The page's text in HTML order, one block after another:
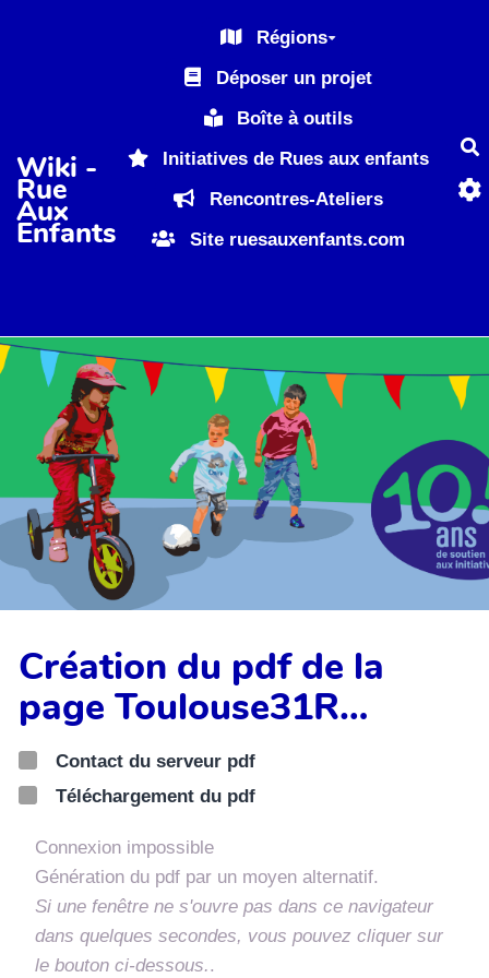
Aller au contenu principal
Wiki -
Rue
Aux
Enfants
Régions
Déposer un projet
Boîte à outils
Initiatives de Rues aux enfants
Rencontres-Ateliers
Site ruesauxenfants.com
Création du pdf de la
page Toulouse31R…
Contact du serveur pdf
Téléchargement du pdf
Connexion impossible
Génération du pdf par un moyen alternatif.
Si une fenêtre ne s'ouvre pas dans ce navigateur
dans quelques secondes, vous pouvez cliquer sur
le bouton ci-dessous..